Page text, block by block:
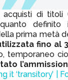
acquisti di titoli
definito
prima metà
fino al
temporaneo
it ‘transitory’ |